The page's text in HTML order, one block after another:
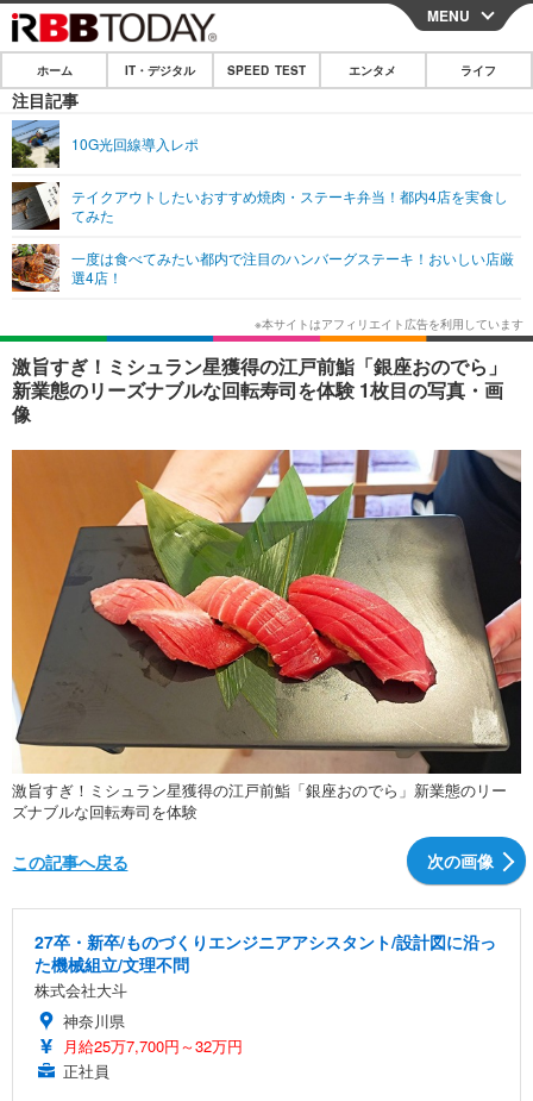
CLOSE
ホーム
IT・デジタル
ショッピング その他
SPEED TEST
エンタメ
エンタメTOP
韓国・芸能
音楽 スポーツ
ショッピング その他
ライフ
ライフTOP グルメ
ペット ショッピング
リリース一覧
プッシュ通知の停止方法
MENU
ホーム IT・デジタル SPEED TEST エンタメ ライフ
注目記事
10G光回線導入レポ
テイクアウトしたいおすすめ焼肉・ステーキ弁当！都内4店を実食し
てみた
一度は食べてみたい都内で注目のハンバーグステーキ！おいしい店厳
選4店！
激旨すぎ！ミシュラン星獲得の江戸前鮨「銀座おのでら」
新業態のリーズナブルな回転寿司を体験 1枚目の写真・画
像
激旨すぎ！ミシュラン星獲得の江戸前鮨「銀座おのでら」新業態のリー
ズナブルな回転寿司を体験
次の画像
この記事へ戻る
27卒・新卒/ものづくりエンジニアアシスタント/設計図に沿っ
た機械組立/文理不問
株式会社大斗
神奈川県
月給25万7,700円～32万円
正社員